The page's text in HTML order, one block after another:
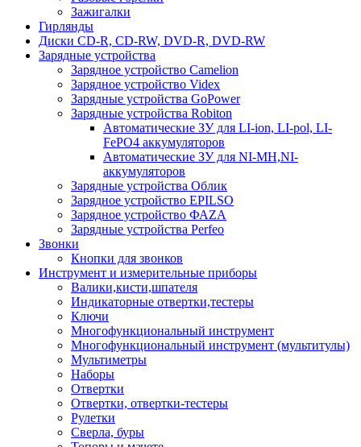
Зажигалки
Гирлянды
Диски CD-R, CD-RW, DVD-R, DVD-RW
Зарядные устройства
Зарядное устройство Camelion
Зарядное устройство Videx
Зарядные устройства GoPower
Зарядные устройства Robiton
Автоматические ЗУ для LI-ion, LI-pol, LI-
FePO4 аккумуляторов
Автоматические ЗУ для NI-MH,NI-
аккумуляторов
Зарядные устройства Облик
Зарядное устройство EPILSO
Зарядное устройство ФАZА
Зарядные устройства Perfeo
Звонки
Кнопки для звонков
Инструмент и измерительные приборы
Валики,кисти,шпателя
Индикаторные отвертки,тестеры
Ключи
Многофункциональный инструмент
Многофункциональный инструмент (мультитулы)
Мультиметры
Наборы
Отвертки
Отвертки, отвертки-тестеры
Рулетки
Сверла, буры